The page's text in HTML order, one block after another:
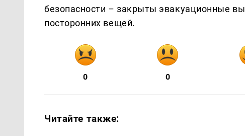
безопасности – закрыты эвакуационные
посторонних вещей.
0 0
Читайте также: